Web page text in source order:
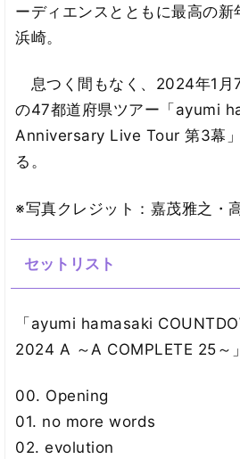
ーディエンスとともに最高の新
浜崎。
息つく間もなく、2024年1月
の47都道府県ツアー「ayumi
Anniversary Live Tour 第3幕
る。
※写真クレジット：嘉茂雅之・
セットリスト
「ayumi hamasaki
2024 A ～A COMPLETE 25～
00. Opening
01. no more words
02. evolution